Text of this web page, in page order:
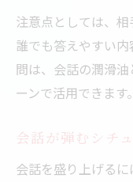
注意点としては、相
誰でも答えやすい
問は、会話の潤滑
ーンで活用できます。
会話が弾むシチ
会話を盛り上げる